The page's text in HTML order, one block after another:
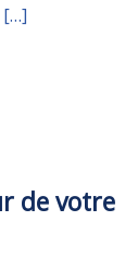
[…]
de votre